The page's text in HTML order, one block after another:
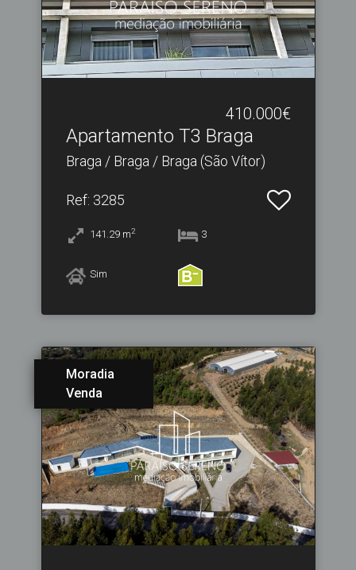
410.000€
Apartamento T3 Braga
Braga / Braga / Braga (São Vítor)
Ref: 3285
141.29 m2 3
Sim
Moradia
Venda